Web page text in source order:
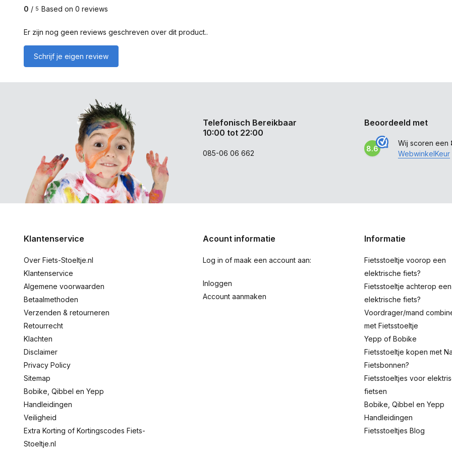
0 / 5 Based on 0 reviews
Er zijn nog geen reviews geschreven over dit product..
Schrijf je eigen review
Telefonisch Bereikbaar
10:00 tot 22:00
085-06 06 662
Beoordeeld met
8.6
Wij scoren een
WebwinkelKeur
Klantenservice
Over Fiets-Stoeltje.nl
Klantenservice
Algemene voorwaarden
Betaalmethoden
Verzenden & retourneren
Retourrecht
Klachten
Disclaimer
Privacy Policy
Sitemap
Bobike, Qibbel en Yepp
Handleidingen
Veiligheid
Extra Korting of Kortingscodes Fiets-
Stoeltje.nl
Acount informatie
Log in of maak een account aan:
Inloggen
Account aanmaken
Informatie
Fietsstoeltje voorop een
elektrische fiets?
Fietsstoeltje achterop een
elektrische fiets?
Voordrager/mand
met Fietsstoeltje
Yepp of Bobike
Fietsstoeltje kopen met
Fietsbonnen?
Fietsstoeltjes voor
fietsen
Bobike, Qibbel en Yepp
Handleidingen
Fietsstoeltjes Blog